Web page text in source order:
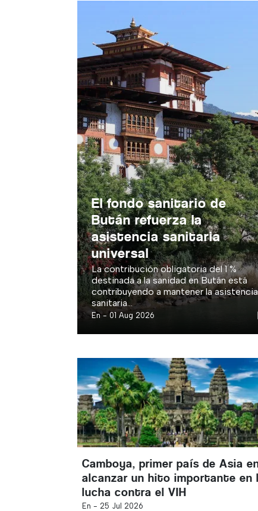
El fondo sanitario de
Bután refuerza la
asistencia sanitaria
universal
La contribución obligatoria del 1 %
destinada a la sanidad en Bután está
contribuyendo a mantener la asistencia
sanitaria...
En - 01 Aug 2026
Camboya, primer país de Asia
alcanzar un hito importante en
lucha contra el VIH
En - 25 Jul 2026